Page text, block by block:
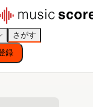
さがす
録